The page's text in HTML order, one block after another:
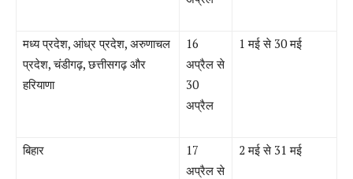
मध्य प्रदेश, आंध्र प्रदेश, अरुणाचल
प्रदेश,चंडीगढ़,छत्तीसगढ़ और
हरियाणा
16
अप्रैल से
30
अप्रैल
1मई से30मई
बिहार
17
अप्रैल से
2मई से31मई